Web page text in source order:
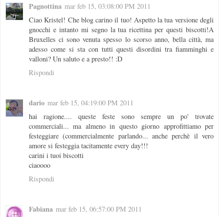
Pagnottina mar feb 15, 03:08:00 PM 2011
Ciao Kristel! Che blog carino il tuo! Aspetto la tua versione degli
gnocchi e intanto mi segno la tua ricettina per questi biscotti!A
Bruxelles ci sono venuta spesso lo scorso anno, bella città, ma
adesso come si sta con tutti questi disordini tra fiamminghi e
valloni? Un saluto e a presto!! :D
Rispondi
dario mar feb 15, 04:19:00 PM 2011
hai ragione.... queste feste sono sempre un po' trovate
commerciali... ma almeno in questo giorno approfittiamo per
festeggiare (commercialmente parlando... anche perchè il vero
amore si festeggia tacitamente every day!!!
carini i tuoi biscotti
ciaoooo
Rispondi
Fabiana mar feb 15, 06:57:00 PM 2011